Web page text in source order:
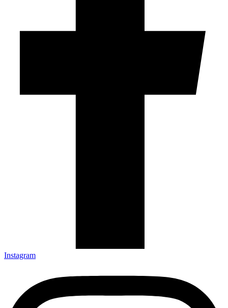
Instagram